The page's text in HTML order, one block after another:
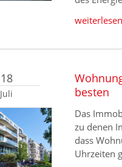
weiterlesen
18
Juli
besten
Das
zu denen
dass
Uhrzeiten